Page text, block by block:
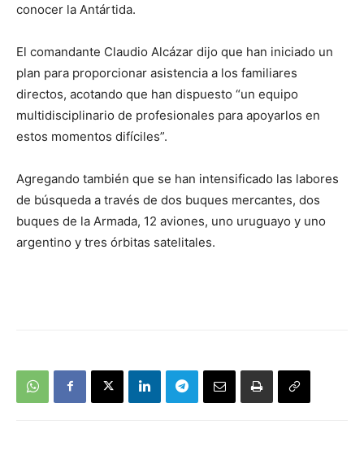
conocer la Antártida.
El comandante Claudio Alcázar dijo que han iniciado un
plan para proporcionar asistencia a los familiares
directos, acotando que han dispuesto “un equipo
multidisciplinario de profesionales para apoyarlos en
estos momentos difíciles”.
Agregando también que se han intensificado las labores
de búsqueda a través de dos buques mercantes, dos
buques de la Armada, 12 aviones, uno uruguayo y uno
argentino y tres órbitas satelitales.